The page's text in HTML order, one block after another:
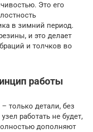
Это его
в зимний период.
и это делает
и толчков во
работы
только детали, без
работать не будет,
дополняют